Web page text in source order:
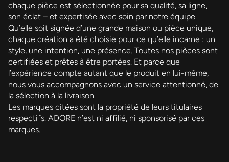
chaque pièce est sélectionnée pour sa qualité, sa ligne,
son éclat – et expertisée avec soin par notre équipe.
Qu’elle soit signée d’une grande maison ou pièce unique,
chaque création a été choisie pour ce qu’elle incarne : un
style, une intention, une présence. Toutes nos pièces sont
certifiées et prêtes à être portées. Et parce que
l’expérience compte autant que le produit en lui-même,
nous vous accompagnons avec un service attentionné, de
la sélection à la livraison.
Les marques citées sont la propriété de leurs titulaires
respectifs. ADORE n’est ni affilié, ni sponsorisé par ces
marques.